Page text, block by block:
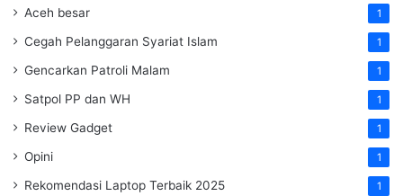
Aceh besar 1
Cegah Pelanggaran Syariat Islam 1
Gencarkan Patroli Malam 1
Satpol PP dan WH 1
Review Gadget 1
Opini 1
Rekomendasi Laptop Terbaik 2025 1